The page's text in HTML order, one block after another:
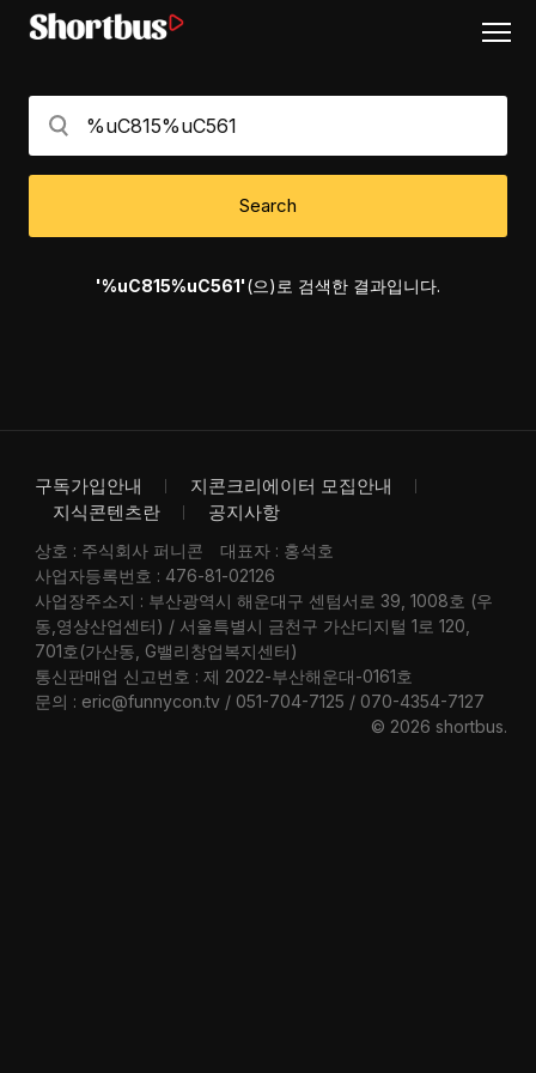
Search
'%uC815%uC561'(으)로 검색한 결과입니다.
구독가입안내
지콘크리에이터 모집안내
지식콘텐츠란
공지사항
상호 : 주식회사 퍼니콘
대표자 : 홍석호
사업자등록번호 : 476-81-02126
사업장주소지 : 부산광역시 해운대구 센텀서로 39, 1008호 (우
동,영상산업센터) / 서울특별시 금천구 가산디지털 1로 120,
701호(가산동, G밸리창업복지센터)
통신판매업 신고번호 : 제 2022-부산해운대-0161호
문의 : eric@funnycon.tv / 051-704-7125 / 070-4354-7127
© 2026 shortbus.